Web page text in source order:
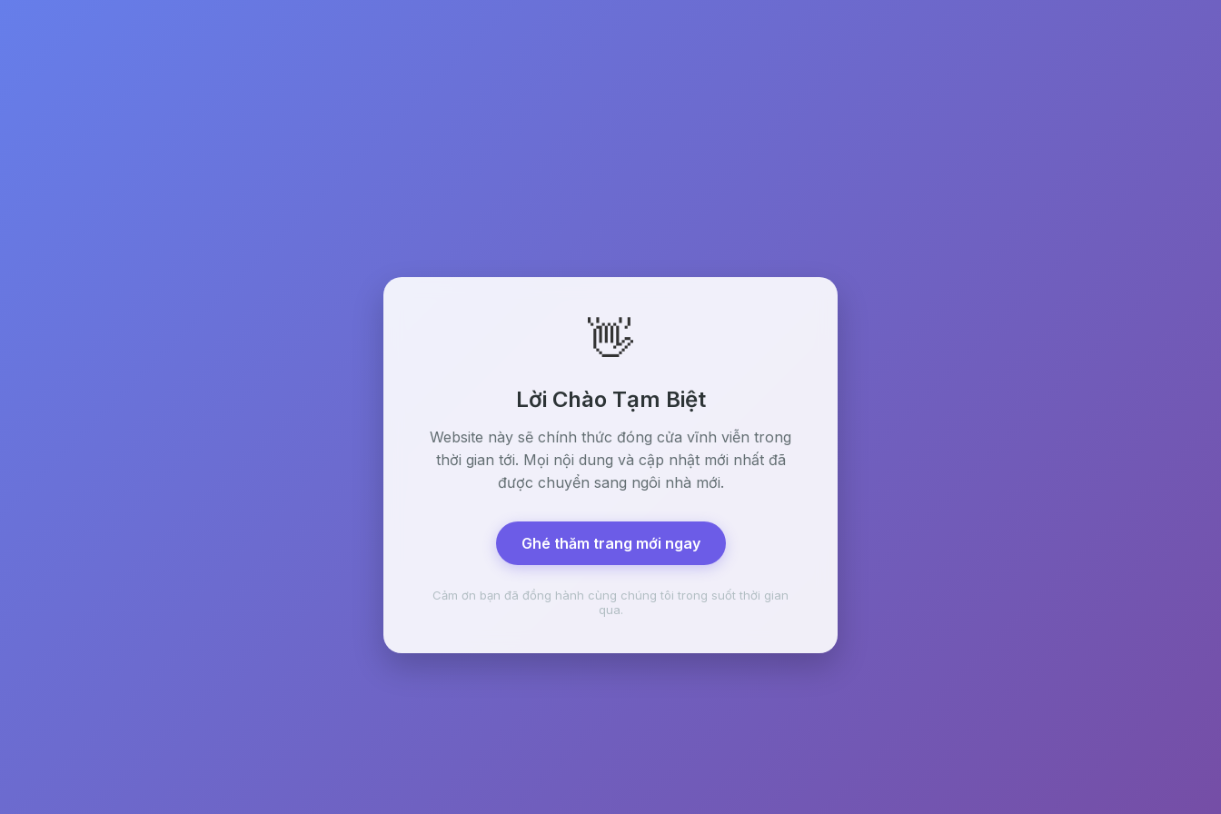
👋
Lời Chào Tạm Biệt
Website này sẽ chính thức đóng cửa vĩnh viễn trong
thời gian tới. Mọi nội dung và cập nhật mới nhất đã
được chuyển sang ngôi nhà mới.
Ghé thăm trang mới ngay
Cảm ơn bạn đã đồng hành cùng chúng tôi trong suốt thời gian
qua.